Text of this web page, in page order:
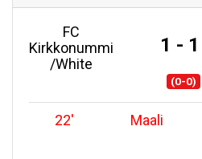
FC
Kirkkonummi
/White
1 - 1
(0-0)
22' Maali